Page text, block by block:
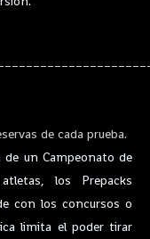
de cada prueba.
un Campeonato de
los Prepacks
con los concursos o
limita el poder tirar